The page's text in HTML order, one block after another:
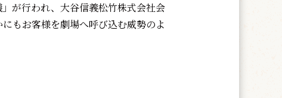
が行われ、大谷信義松竹株式会社会
もお客様を劇場へ呼び込む威勢のよ